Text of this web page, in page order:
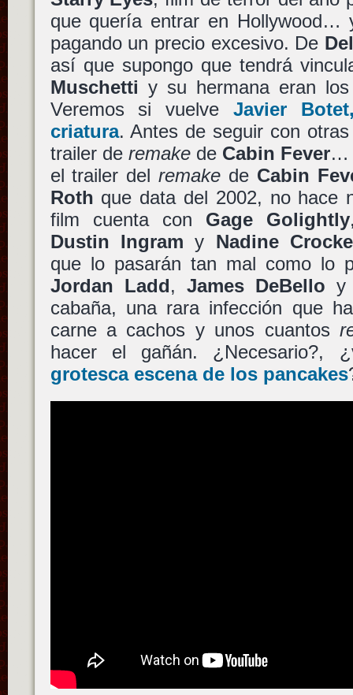
que quería entrar en Hollywood…
pagando un precio excesivo. De
así que supongo que tendrá
Muschetti y su hermana eran
Veremos si vuelveJavier Botet
criatura. Antes de seguir con
trailer de remakede Cabin Fever…
el trailer delremake de Cabin
Roth que data del 2002, no hace
film cuenta con Gage Golightly
Dustin Ingram y Nadine
que lo pasarán tan mal como lo
Jordan Ladd, James DeBello
cabaña, una rara infección que
carne a cachos y unos cuantos
hacer el gañán. ¿Necesario?,
grotesca escena de los pancakes